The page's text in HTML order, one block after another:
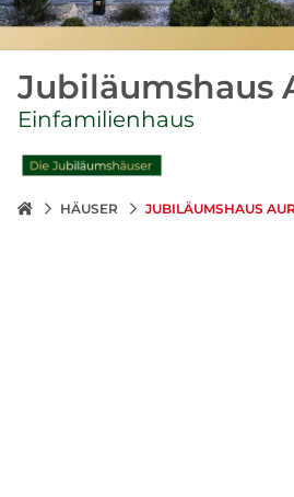
Jubiläumshaus
Einfamilienhaus
HÄUSER JUBILÄUMSHAUS